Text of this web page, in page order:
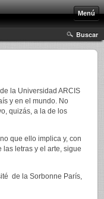
Menú
Buscar
la Universidad ARCIS
y en el mundo. No
quizás, a la de los
que ello implica y, con
letras y el arte, sigue
de la Sorbonne París,